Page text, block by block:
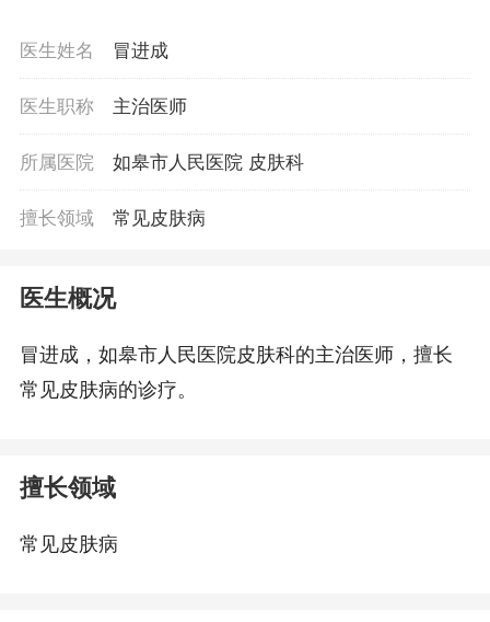
医生姓名 冒进成
医生职称 主治医师
所属医院 如皋市人民医院 皮肤科
擅长领域 常见皮肤病
医生概况
冒进成，如皋市人民医院皮肤科的主治医师，擅长
常见皮肤病的诊疗。
擅长领域
常见皮肤病